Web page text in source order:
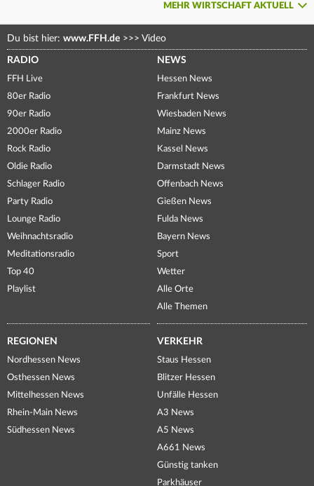
MEHR WIRTSCHAFT AKTUELL
Du bist hier: www.FFH.de >>> Video
RADIO
FFH Live
80er Radio
90er Radio
2000er Radio
Rock Radio
Oldie Radio
Schlager Radio
Party Radio
Lounge Radio
Weihnachtsradio
Meditationsradio
Top 40
Playlist
NEWS
Hessen News
Frankfurt News
Wiesbaden News
Mainz News
Kassel News
Darmstadt News
Offenbach News
Gießen News
Fulda News
Bayern News
Sport
Wetter
Alle Orte
Alle Themen
REGIONEN
Nordhessen News
Osthessen News
Mittelhessen News
Rhein-Main News
Südhessen News
VERKEHR
Staus Hessen
Blitzer Hessen
Unfälle Hessen
A3 News
A5 News
A661 News
Günstig tanken
Parkhäuser